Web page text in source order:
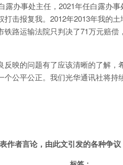
露办事处主任，2021年任白露办
击报复我。2012年2013年我的
路运输法院只判决了71万元赔
反映的问题有了应该清晰的了解
公平公正。我们光华通讯社将持
作者言论，由此文引发的各种争